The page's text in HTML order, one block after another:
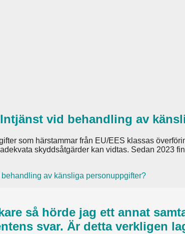
vid behandling av
som härstammar från EU/EES klassas
skyddsåtgärder kan vidtas. Sedan 2023
av känsliga personuppgifter?
så hörde jag ett annat
svar. Är detta verkligen